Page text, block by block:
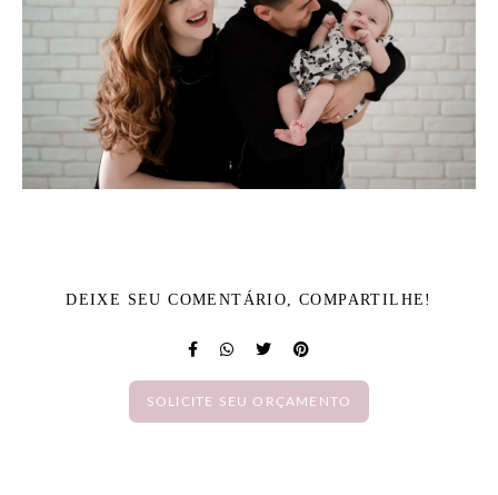
DEIXE SEU COMENTÁRIO, COMPARTILHE!
SOLICITE SEU ORÇAMENTO